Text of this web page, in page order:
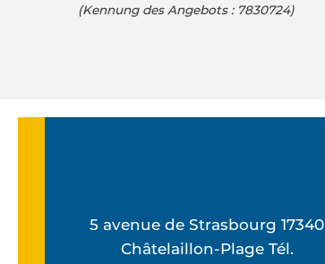
(Kennung des Angebots : 7830724)
5 avenue de Strasbourg 17340
Châtelaillon-Plage Tél.